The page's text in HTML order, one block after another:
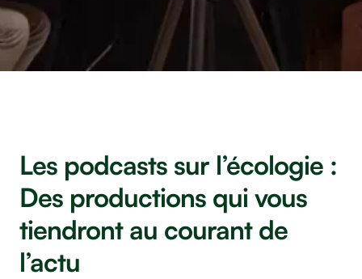
Les podcasts sur l’écologie :
Des productions qui vous
tiendront au courant de
l’actu